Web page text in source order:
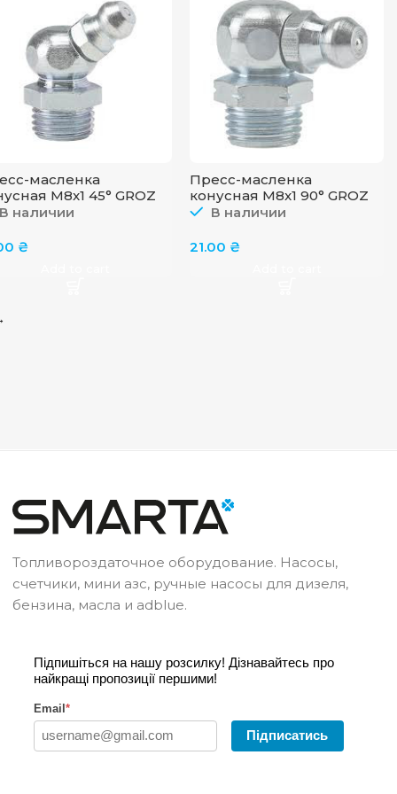
масленка
M8x1 45° GROZ
8/1/45
В наличии
₴
Пресс-масленка
конусная M8x1 90° GROZ
GFT/8/1/90
В наличии
21.00 ₴
Топливороздаточное оборудование. Насосы,
счетчики, мини азс, ручные насосы для дизеля,
бензина, масла и adblue.
Підпишіться на нашу розсилку! Дізнавайтесь про
найкращі пропозиції першими!
Email *
Підписатись